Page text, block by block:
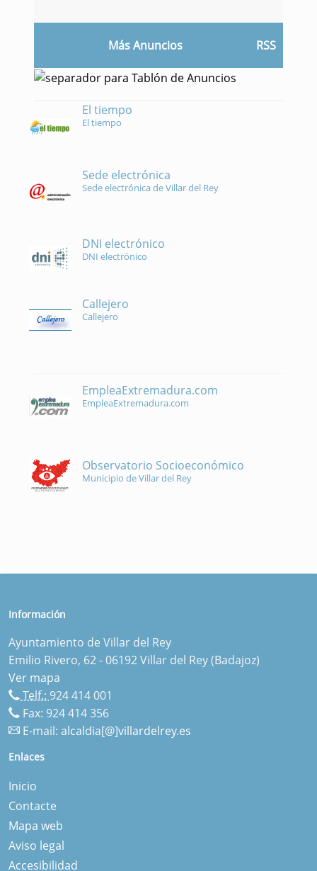
Más Anuncios RSS
El tiempo
El tiempo
Sede electrónica
Sede electrónica de Villar del Rey
DNI electrónico
DNI electrónico
Callejero
Callejero
EmpleaExtremadura.com
EmpleaExtremadura.com
Observatorio Socioeconómico
Municipio de Villar del Rey
Información
Ayuntamiento de Villar del Rey
Emilio Rivero, 62 - 06192 Villar del Rey (Badajoz)
Ver mapa
Telf.: 924 414 001
Fax: 924 414 356
E-mail: alcaldia[@]villardelrey.es
Enlaces
Inicio
Contacte
Mapa web
Aviso legal
Accesibilidad